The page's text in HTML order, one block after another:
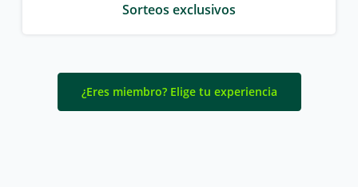
Sorteos exclusivos
¿Eres miembro? Elige tu experiencia